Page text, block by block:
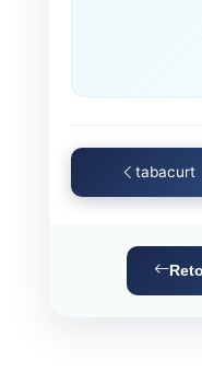
tabacurt